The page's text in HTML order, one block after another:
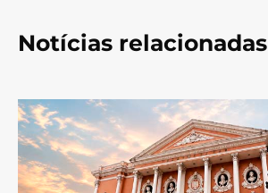
Notícias relacionadas